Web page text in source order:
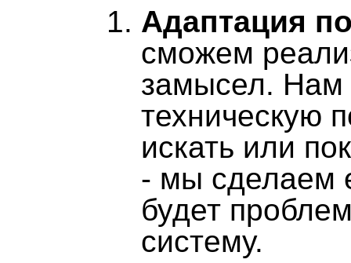
Адаптация
сможем
замысел. Нам
техническую
искать или
- мы сделаем
будет
систему.